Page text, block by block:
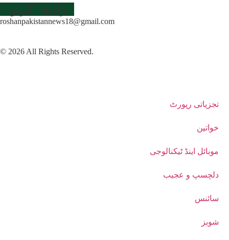
رابطہ کریں
roshanpakistannews18@gmail.com
© 2026 All Rights Reserved.
تجزیاتی رپورٹ
خواتین
موبائل اینڈ ٹیکنالوجی
دلچسپ و عجیب
سائنس
شوبز